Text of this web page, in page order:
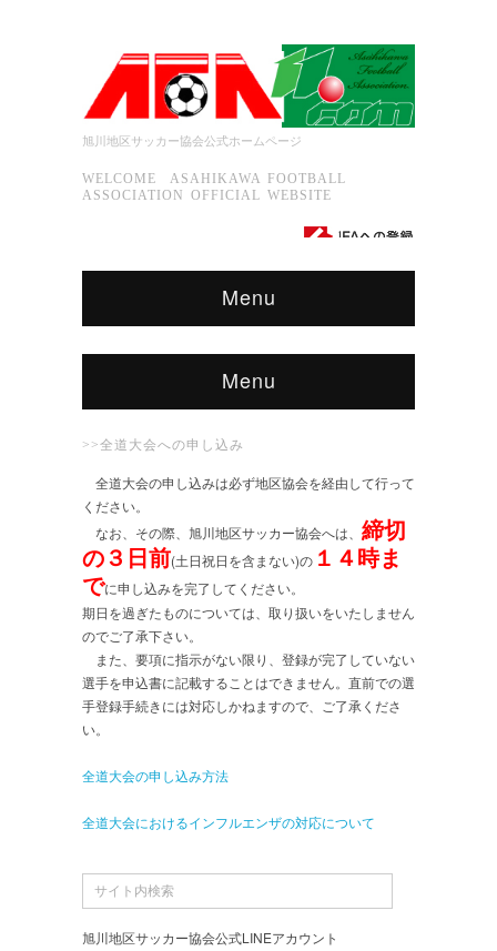
旭川地区サッカー協会公式ホームページ
WELCOME ASAHIKAWA FOOTBALL
ASSOCIATION OFFICIAL WEBSITE
Menu
Menu
>>全道大会への申し込み
全道大会の申し込みは必ず地区協会を経由して行って
ください。
なお、その際、旭川地区サッカー協会へは、 締切
の３日前(土日祝日を含まない)の １４時ま
でに申し込みを完了してください。
期日を過ぎたものについては、取り扱いをいたしません
のでご了承下さい。
また、要項に指示がない限り、登録が完了していない
選手を申込書に記載することはできません。直前での選
手登録手続きには対応しかねますので、ご了承くださ
い。
全道大会の申し込み方法
全道大会におけるインフルエンザの対応について
旭川地区サッカー協会公式LINEアカウント